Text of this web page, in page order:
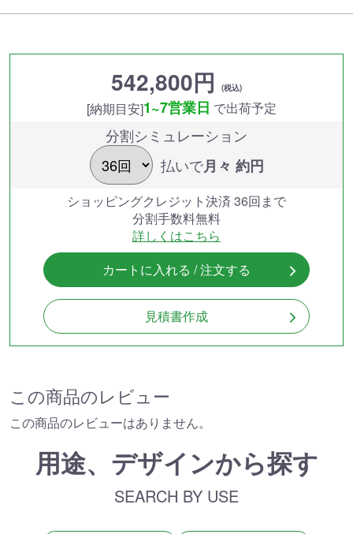
542,800円 (税込)
[納期目安]1~7営業日 で出荷予定
分割シミュレーション
払いで月々 約円
ショッピングクレジット決済 36回まで
分割手数料無料
詳しくはこちら
カートに入れる / 注文する
見積書作成
この商品のレビュー
この商品のレビューはありません。
用途、デザインから探す
SEARCH BY USE